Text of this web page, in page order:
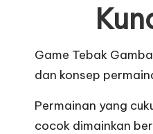
Game Tebak
dan konsep
Permainan yang
cocok dimainkan